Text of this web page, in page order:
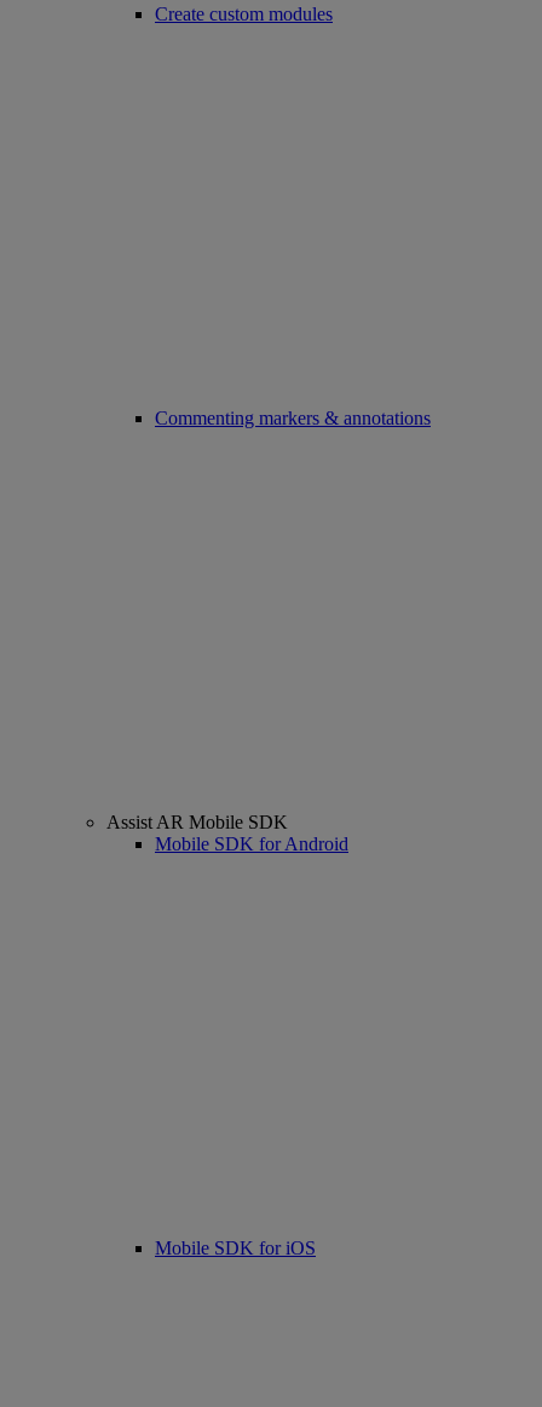
Create custom modules
Commenting markers & annotations
Assist AR Mobile SDK
Mobile SDK for Android
Mobile SDK for iOS